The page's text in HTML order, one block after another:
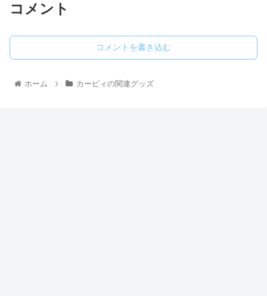
コメント
コメントを書き込む
ホーム カービィの関連グッズ